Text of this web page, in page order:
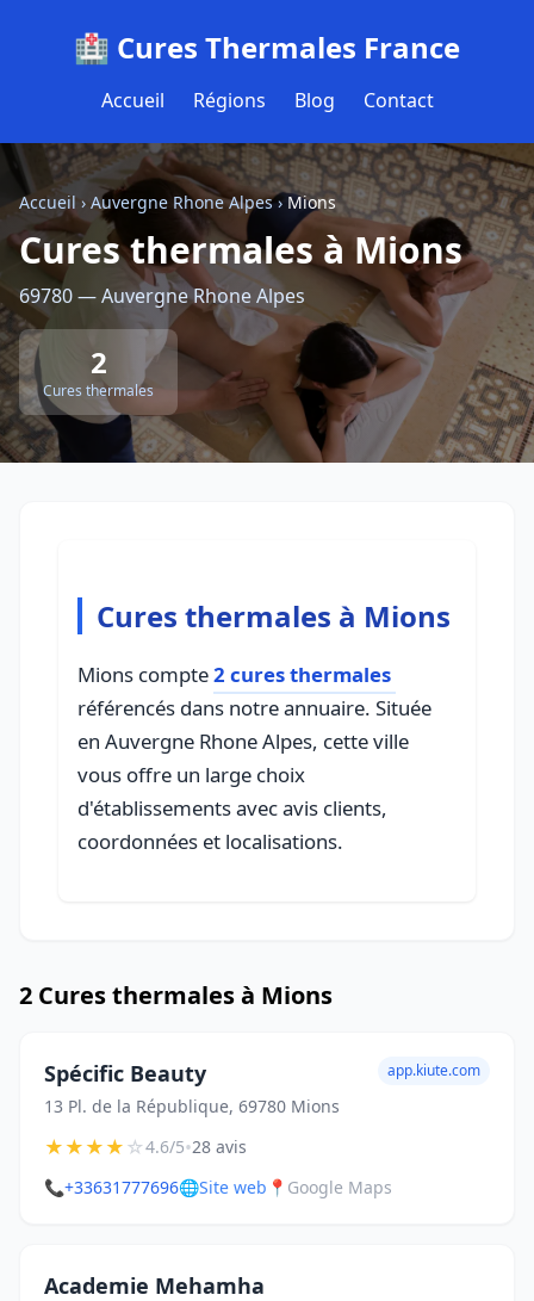
🏥 Cures Thermales France
Accueil Régions Blog Contact
Accueil› Auvergne Rhone Alpes› Mions
Cures thermales à Mions
69780 — Auvergne Rhone Alpes
2
Cures thermales
Cures thermales à Mions
Mions compte2 cures thermales
référencés dans notre annuaire. Située
en Auvergne Rhone Alpes, cette ville
vous offre un large choix
d'établissements avec avis clients,
coordonnées et localisations.
2 Cures thermales à Mions
Spécific Beauty
13 Pl. de la République, 69780 Mions
app.kiute.com
★★★★☆4.6/5•28 avis
📞+33631777696🌐Site web 📍 Google Maps
Academie Mehamha